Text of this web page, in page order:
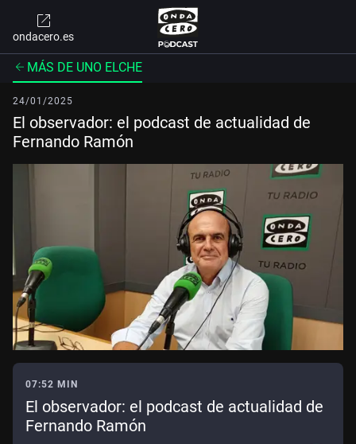
ondacero.es
MÁS DE UNO ELCHE
24/01/2025
El observador: el podcast de actualidad de
Fernando Ramón
07:52 MIN
El observador: el podcast de actualidad de
Fernando Ramón